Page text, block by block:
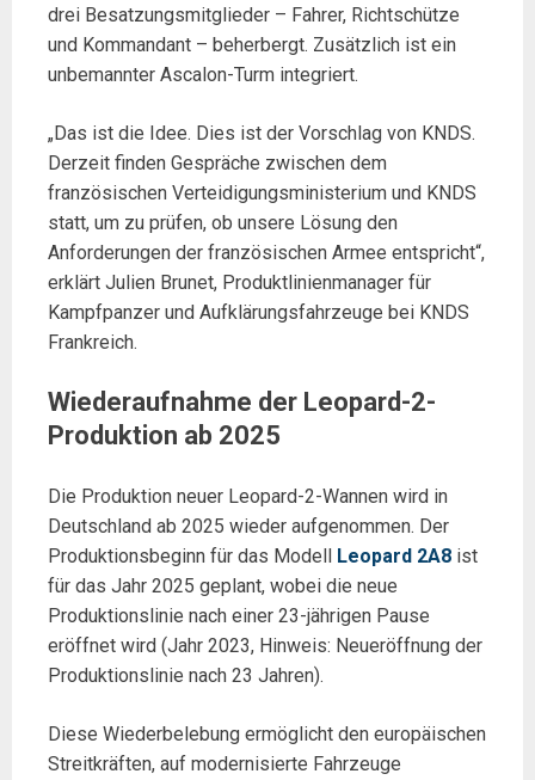
drei Besatzungsmitglieder – Fahrer, Richtschütze
und Kommandant – beherbergt. Zusätzlich ist ein
unbemannter Ascalon-Turm integriert.
„Das ist die Idee. Dies ist der Vorschlag von KNDS.
Derzeit finden Gespräche zwischen dem
französischen Verteidigungsministerium und KNDS
statt, um zu prüfen, ob unsere Lösung den
Anforderungen der französischen Armee entspricht“,
erklärt Julien Brunet, Produktlinienmanager für
Kampfpanzer und Aufklärungsfahrzeuge bei KNDS
Frankreich.
Wiederaufnahme der Leopard-2-
Produktion ab 2025
Die Produktion neuer Leopard-2-Wannen wird in
Deutschland ab 2025 wieder aufgenommen. Der
Produktionsbeginn für das Modell Leopard 2A8 ist
für das Jahr 2025 geplant, wobei die neue
Produktionslinie nach einer 23-jährigen Pause
eröffnet wird (Jahr 2023, Hinweis: Neueröffnung der
Produktionslinie nach 23 Jahren).
Diese Wiederbelebung ermöglicht den europäischen
Streitkräften, auf modernisierte Fahrzeuge